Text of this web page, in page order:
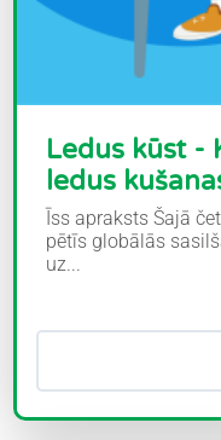
Ledus kūst -
ledus
Īss apraksts Šajā
pētīs globālās
uz...